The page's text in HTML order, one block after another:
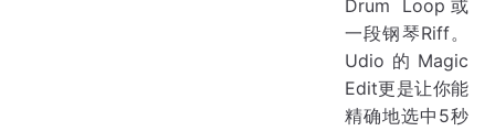
Drum Loop或
一段钢琴Riff。
Udio的Magic
Edit更是让你能
精确地选中5秒